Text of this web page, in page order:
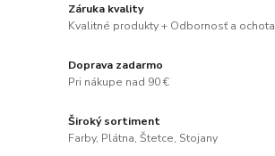
Záruka kvality
Kvalitné produkty + Odbornosť a ochota
Doprava zadarmo
Pri nákupe nad 90 €
Široký sortiment
Farby, Plátna, Štetce, Stojany